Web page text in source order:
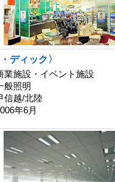
ディック〉
業施設・イベント施設
般照明
信越/北陸
年6月